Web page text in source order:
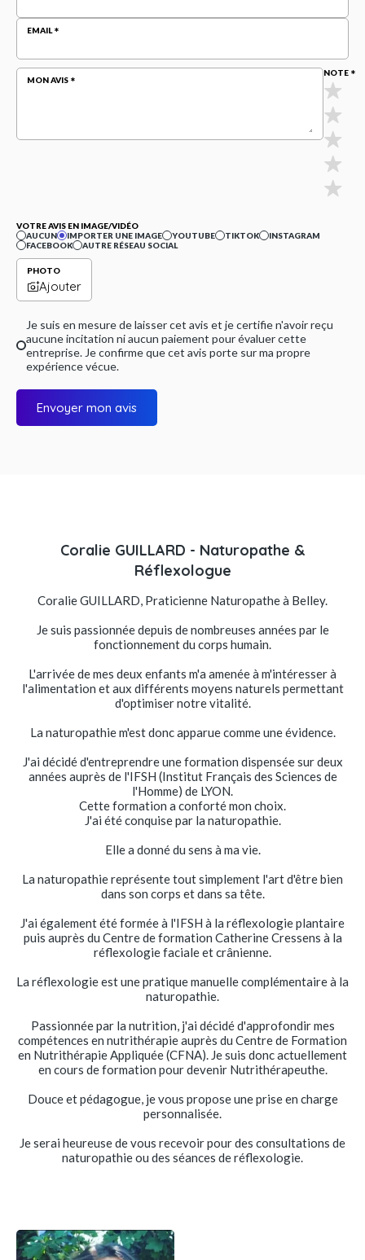
EMAIL
MON AVIS
NOTE
VOTRE AVIS EN IMAGE/VIDÉO
AUCUN
IMPORTER UNE IMAGE YOUTUBE TIKTOK
INSTAGRAM
FACEBOOK
AUTRE RÉSEAU SOCIAL
PHOTO
Ajouter
Je suis en mesure de laisser cet avis et je certifie n'avoir reçu
aucune incitation ni aucun paiement pour évaluer cette
entreprise. Je confirme que cet avis porte sur ma propre
expérience vécue.
Envoyer mon avis
Coralie GUILLARD - Naturopathe &
Réflexologue
Coralie GUILLARD, Praticienne Naturopathe à Belley.
Je suis passionnée depuis de nombreuses années par le
fonctionnement du corps humain.
L'arrivée de mes deux enfants m'a amenée à m'intéresser à
l'alimentation et aux différents moyens naturels permettant
d'optimiser notre vitalité.
La naturopathie m'est donc apparue comme une évidence.
J'ai décidé d'entreprendre une formation dispensée sur deux
années auprès de l'IFSH (Institut Français des Sciences de
l'Homme) de LYON.
Cette formation a conforté mon choix.
J'ai été conquise par la naturopathie.
Elle a donné du sens à ma vie.
La naturopathie représente tout simplement l'art d'être bien
dans son corps et dans sa tête.
J'ai également été formée à l'IFSH à la réflexologie plantaire
puis auprès du Centre de formation Catherine Cressens à la
réflexologie faciale et crânienne.
La réflexologie est une pratique manuelle complémentaire à la
naturopathie.
Passionnée par la nutrition, j'ai décidé d'approfondir mes
compétences en nutrithérapie auprès du Centre de Formation
en Nutrithérapie Appliquée (CFNA). Je suis donc actuellement
en cours de formation pour devenir Nutrithérapeuthe.
Douce et pédagogue, je vous propose une prise en charge
personnalisée.
Je serai heureuse de vous recevoir pour des consultations de
naturopathie ou des séances de réflexologie.